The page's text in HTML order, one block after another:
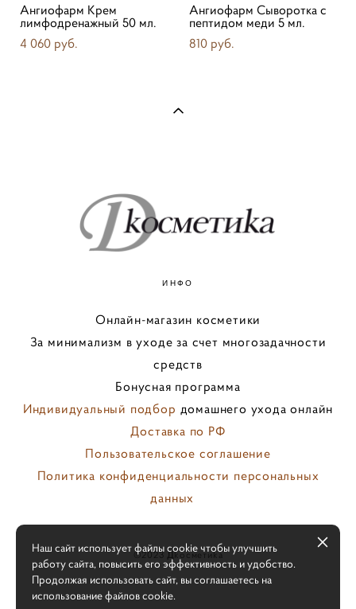
Ангиофарм Крем
лимфодренажный 50 мл.
4 060 pуб.
Ангиофарм Сыворотка с
пептидом меди 5 мл.
810 pуб.
ИНФО
Онлайн-магазин косметики
За минимализм в уходе за счет многозадачности
средств
Бонусная программа
Индивидуальный подбор домашнего ухода онлайн
Доставка по РФ
Пользовательское соглашение
Политика конфиденциальности персональных
данных
©️2023Дkoсмeтиka
сайт от vigbo
Наш сайт использует файлы cookie чтобы улучшить
работу сайта, повысить его эффективность и удобство.
Продолжая использовать сайт, вы соглашаетесь на
использование файлов cookie.